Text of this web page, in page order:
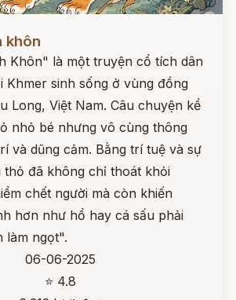
khôn
Khôn" là một truyện cổ tích dân
Khmer sinh sống ở vùng đồng
Long, Việt Nam. Câu chuyện kể
nhỏ bé nhưng vô cùng thông
và dũng cảm. Bằng trí tuệ và sự
đã không chỉ thoát khỏi
chết người mà còn khiến
hơn như hổ hay cá sấu phải
làm ngọt".
06-06-2025
⭐ 4.8